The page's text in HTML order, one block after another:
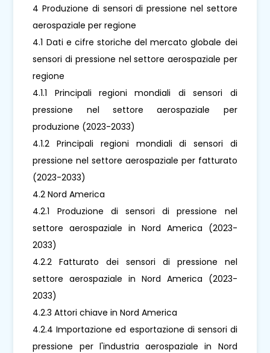
4 Produzione di sensori di pressione nel settore
aerospaziale per regione
4.1 Dati e cifre storiche del mercato globale dei
sensori di pressione nel settore aerospaziale per
regione
4.1.1 Principali regioni mondiali di sensori di
pressione nel settore aerospaziale per
produzione (2023-2033)
4.1.2 Principali regioni mondiali di sensori di
pressione nel settore aerospaziale per fatturato
(2023-2033)
4.2 Nord America
4.2.1 Produzione di sensori di pressione nel
settore aerospaziale in Nord America (2023-
2033)
4.2.2 Fatturato dei sensori di pressione nel
settore aerospaziale in Nord America (2023-
2033)
4.2.3 Attori chiave in Nord America
4.2.4 Importazione ed esportazione di sensori di
pressione per l'industria aerospaziale in Nord